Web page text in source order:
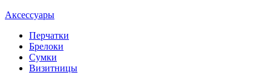
Аксессуары
Перчатки
Брелоки
Сумки
Визитницы